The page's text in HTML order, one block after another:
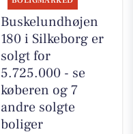
Buskelundhøjen
180 i Silkeborg er
solgt for
5.725.000 - se
køberen og 7
andre solgte
boliger